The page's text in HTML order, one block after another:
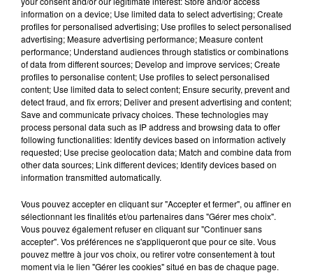
l'appareil et ses 6 modes de cuissons.
Inscrivez-vous toute la semaine par téléphone ou via
le formulaire ci-dessous et participez au tirage au
sort.
Le gagnant sera contacté par téléphone.
Bonne chance...
information on a device; Use limited data to select advertising; Create
profiles for personalised advertising; Use profiles to select personalised
advertising; Measure advertising performance; Measure content
performance; Understand audiences through statistics or combinations
of data from different sources; Develop and improve services; Create
profiles to personalise content; Use profiles to select personalised
content; Use limited data to select content; Ensure security, prevent and
detect fraud, and fix errors; Deliver and present advertising and content;
Save and communicate privacy choices. These technologies may
process personal data such as IP address and browsing data to offer
following functionalities: Identify devices based on information actively
requested; Use precise geolocation data; Match and combine data from
other data sources; Link different devices; Identify devices based on
information transmitted automatically.
Vous pouvez accepter en cliquant sur "Accepter et fermer", ou affiner en
sélectionnant les finalités et/ou partenaires dans "Gérer mes choix".
Vous pouvez également refuser en cliquant sur "Continuer sans
accepter". Vos préférences ne s'appliqueront que pour ce site. Vous
pouvez mettre à jour vos choix, ou retirer votre consentement à tout
moment via le lien "Gérer les cookies" situé en bas de chaque page.